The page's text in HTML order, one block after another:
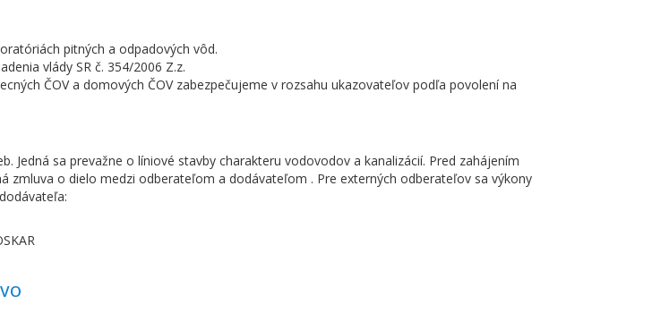
pitných a odpadových vôd.
vlády SR č. 354/2006 Z.z.
ČOV a domových ČOV zabezpečujeme v rozsahu ukazovateľov podľa povolení na
sa prevažne o líniové stavby charakteru vodovodov a kanalizácií. Pred zahájením
zmluva o dielo medzi odberateľom a dodávateľom . Pre externých odberateľov sa výkony